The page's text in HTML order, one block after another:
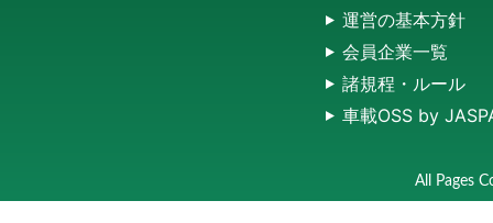
運営の基本方針
会員企業一覧
諸規程・ルール
車載OSS by
All Pages